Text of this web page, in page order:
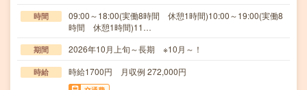
時間
09:00～18:00(実働8時間 休憩1時間)10:00～19:00(実働8
時間 休憩1時間)11…
期間 2026年10月上旬～長期 ※10月～！
時給 時給1700円 月収例 272,000円